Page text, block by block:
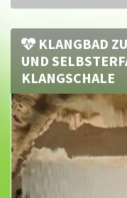
KLANGBAD
UND
KLANGSCHALE